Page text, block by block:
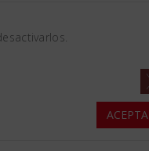
ACEPTA